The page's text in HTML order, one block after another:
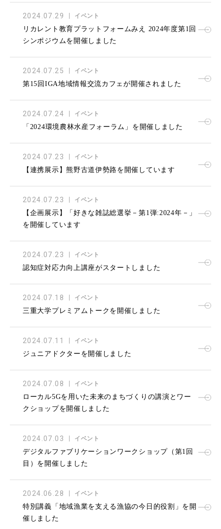
2024.07.29 イベント
リカレント教育プラットフォームみえ 2024年度第1回
シンポジウムを開催しました
2024.07.25 イベント
第15回IGA地域情報交流カフェが開催されました
2024.07.24 イベント
「2024環境農林水産フォーラム」を開催しました
2024.07.23 イベント
【連携展示】熊野古道伊勢路を開催しています
2024.07.23 イベント
【企画展示】「好きな雑誌総選挙－第1弾:2024年－」
を開催しています
2024.07.23 イベント
認知症対応力向上講座がスタートしました
2024.07.18 イベント
三重大学プレミアムトークを開催しました
2024.07.11 イベント
ジュニアドクターを開催しました
2024.07.08 イベント
ローカル5Gを用いた未来のまちづくりの講演とワー
クショップを開催しました
2024.07.03 イベント
デジタルファブリケーションワークショップ（第1回
目）を開催しました
2024.06.28 イベント
特別講義「地域漁業を支える漁協の今日的役割」を開
催しました